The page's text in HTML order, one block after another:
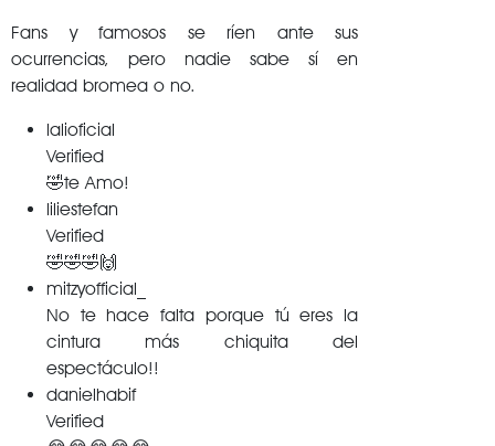
Fans y famosos se ríen ante sus
ocurrencias, pero nadie sabe sí en
realidad bromea o no.
lalioficial
Verified
🤣te Amo!
liliestefan
Verified
🤣🤣🤣🙌
mitzyofficial_
No te hace falta porque tú eres la
cintura más chiquita del
espectáculo!!
danielhabif
Verified